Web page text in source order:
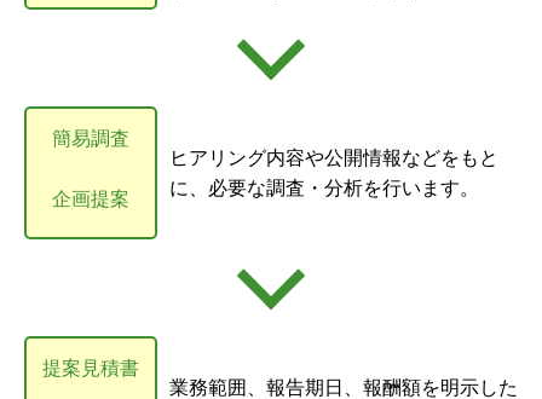
簡易調査
企画提案
ヒアリング内容や公開情報などをもと
に、必要な調査・分析を行います。
提案見積書
業務範囲、報告期日、報酬額を明示した